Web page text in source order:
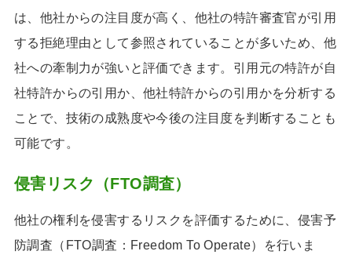
は、他社からの注目度が高く、他社の特許審査官が引用
する拒絶理由として参照されていることが多いため、他
社への牽制力が強いと評価できます。引用元の特許が自
社特許からの引用か、他社特許からの引用かを分析する
ことで、技術の成熟度や今後の注目度を判断することも
可能です。
侵害リスク（FTO調査）
他社の権利を侵害するリスクを評価するために、侵害予
防調査（FTO調査：Freedom To Operate）を行いま